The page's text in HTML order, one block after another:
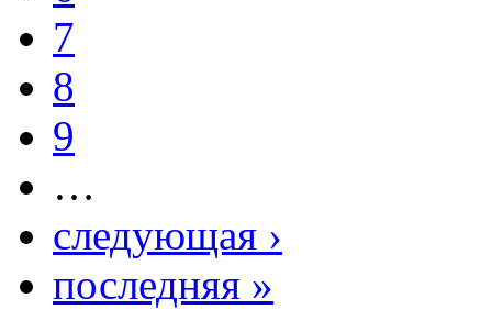
7
8
9
…
следующая ›
последняя »